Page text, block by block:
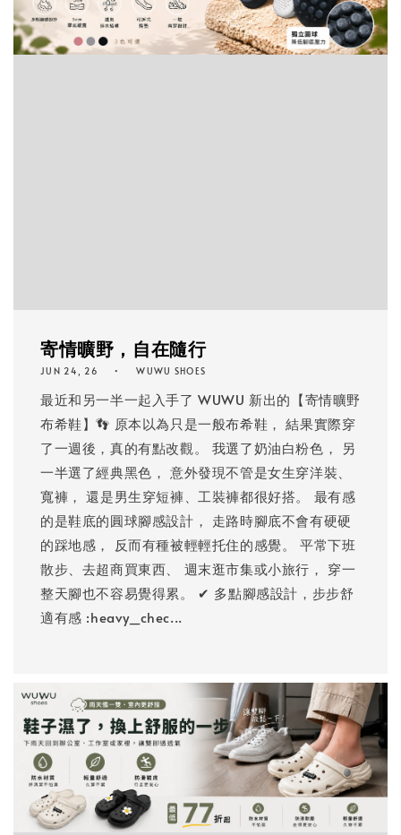
寄情曠野，自在隨行
JUN 24, 26 WUWU SHOES
最近和另一半一起入手了 WUWU 新出的【寄情曠野
布希鞋】👣 原本以為只是一般布希鞋， 結果實際穿
了一週後，真的有點改觀。 我選了奶油白粉色， 另
一半選了經典黑色， 意外發現不管是女生穿洋裝、
寬褲， 還是男生穿短褲、工裝褲都很好搭。 最有感
的是鞋底的圓球腳感設計， 走路時腳底不會有硬硬
的踩地感， 反而有種被輕輕托住的感覺。 平常下班
散步、去超商買東西、 週末逛市集或小旅行， 穿一
整天腳也不容易覺得累。 ✔ 多點腳感設計，步步舒
適有感 :heavy_chec...